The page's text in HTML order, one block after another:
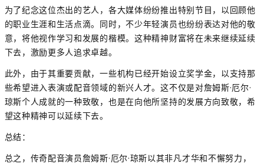
为了纪念这位杰出的艺人，各大媒体纷纷推出特别节目，以回顾他
的职业生涯和生活点滴。同时，不少年轻演员也纷纷表达对他的敬
意，将他视作学习和发展的楷模。这种精神财富将在未来继续延续
下去，激励更多人追求卓越。
此外，由于其重要贡献，一些机构已经开始设立奖学金，以支持那
些希望进入表演或配音领域的新兴人才。这不仅是对詹姆斯·厄尔·
琼斯个人成就的一种致敬，也是在向他所坚持的发展方向致敬，希
望这种精神可以延续下去。
总结：
总之，传奇配音演员詹姆斯·厄尔·琼斯以其非凡才华和不懈努力，